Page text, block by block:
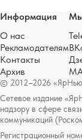
© 2012–2026
Сетевое издание
надзору в сфере
коммуникаций
Регистрационный
Информация
О нас
Рекламодателям
Контакты
Архив
Мы